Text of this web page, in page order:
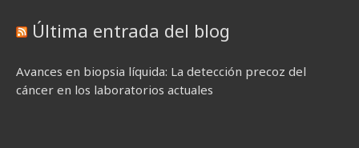
Última entrada del blog
Avances en biopsia líquida: La detección precoz del
cáncer en los laboratorios actuales